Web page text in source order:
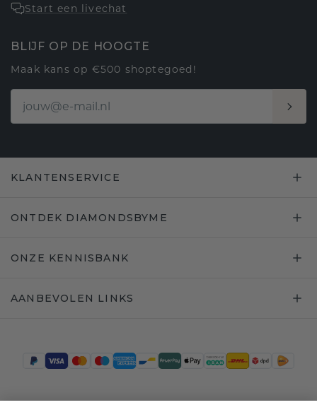
Start een livechat
BLIJF OP DE HOOGTE
Maak kans op €500 shoptegoed!
KLANTENSERVICE
ONTDEK DIAMONDSBYME
ONZE KENNISBANK
AANBEVOLEN LINKS